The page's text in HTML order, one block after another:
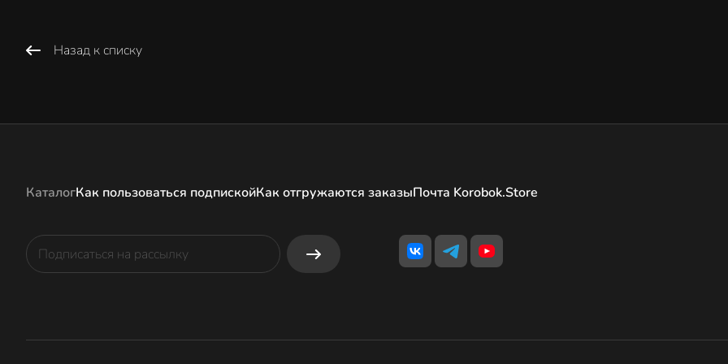
Назад к списку
КаталогКак пользоваться подпискойКак отгружаются заказыПочта Korobok.Store